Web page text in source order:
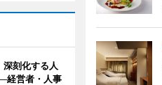
刻化する人
経営者・人事